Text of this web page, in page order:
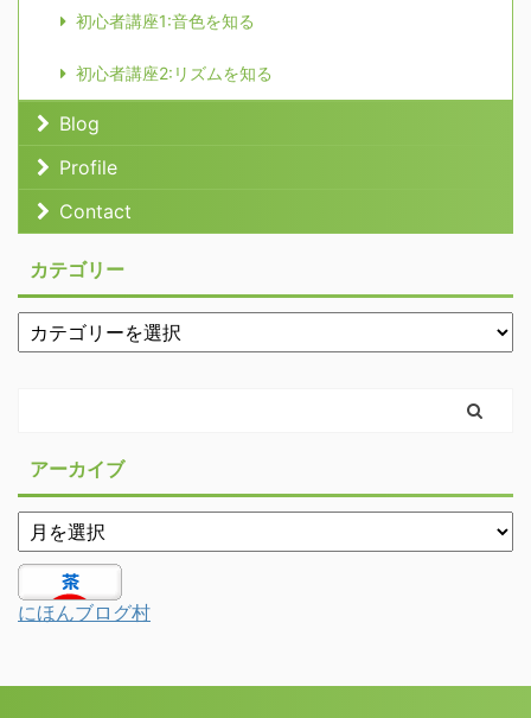
初心者講座1:音色を知る
初心者講座2:リズムを知る
Blog
Profile
Contact
カテゴリー
アーカイブ
にほんブログ村